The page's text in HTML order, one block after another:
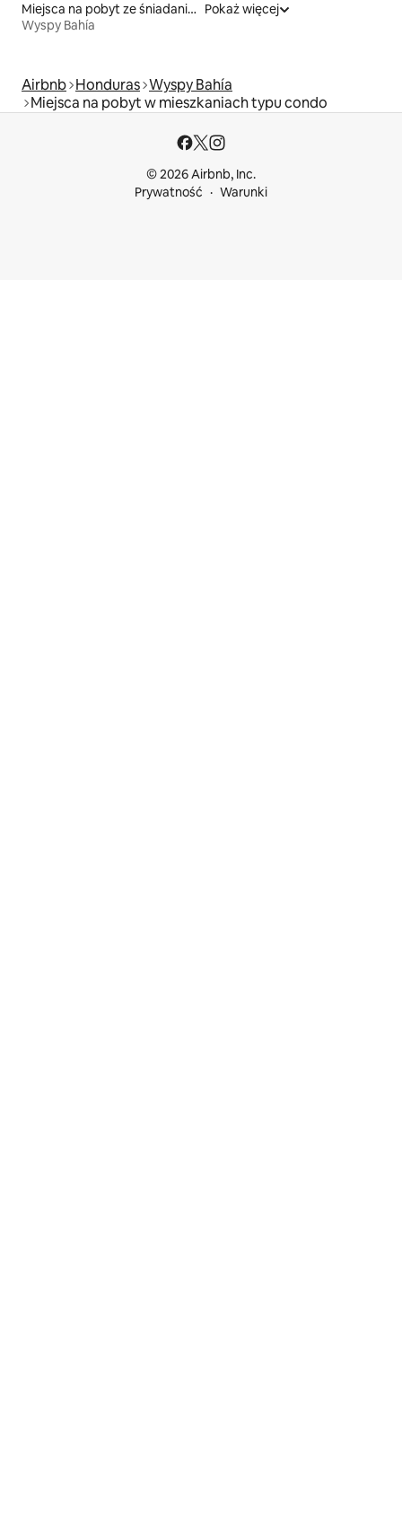
Miejsca na pobyt ze śniadaniem
Wyspy Bahía
Pokaż więcej
Airbnb Honduras Wyspy Bahía
Miejsca na pobyt w mieszkaniach typu condo
© 2026 Airbnb, Inc.
Prywatność
Warunki